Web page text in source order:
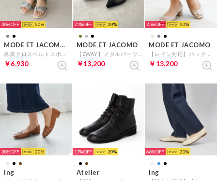
30% 20
MODE ET JACOMO carino
￥6,930
25% 20
MODE ET JACOMO
￥13,200
35% 20
MODE ET JACOMO
￥13,200
30% 20
ing
17% 20
Atelier
66% 20
ing